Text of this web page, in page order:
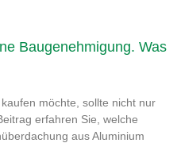
Baugenehmigung. Was
möchte, sollte nicht nur
erfahren Sie, welche
aus Aluminium